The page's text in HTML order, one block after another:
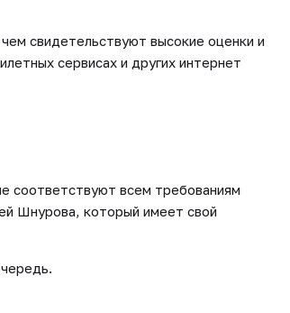
свидетельствуют высокие оценки и
сервисах и других интернет
соответствуют всем требованиям
Шнурова, который имеет свой